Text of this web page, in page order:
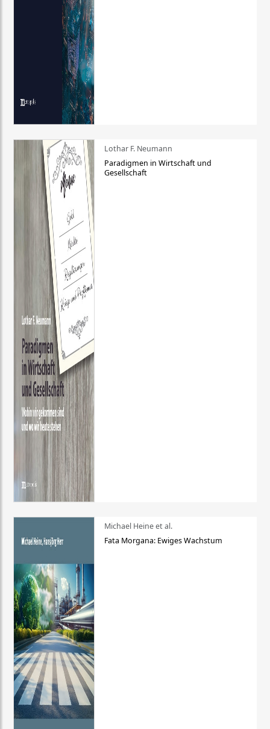
Lothar F. Neumann
Paradigmen in Wirtschaft und
Gesellschaft
Michael Heine et al.
Fata Morgana: Ewiges Wachstum